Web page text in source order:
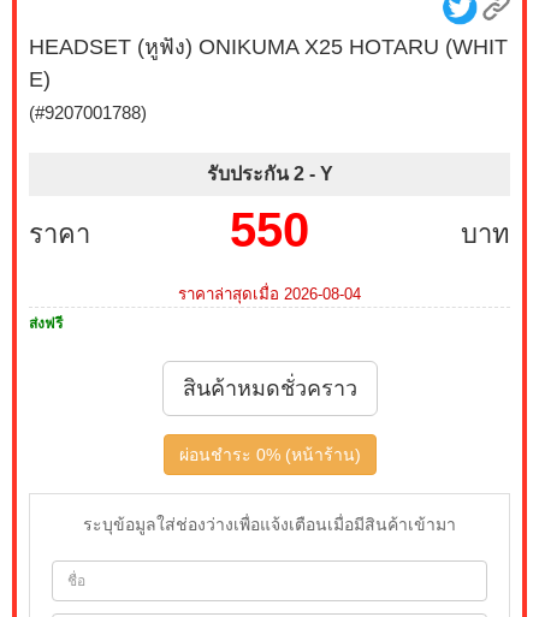
HEADSET (หูฟัง) ONIKUMA X25 HOTARU (WHIT
E)
(#9207001788)
รับประกัน 2 - Y
ราคา บาท
550
ราคาล่าสุดเมื่อ 2026-08-04
ส่งฟรี
สินค้าหมดชั่วคราว
ผ่อนชำระ 0% (หน้าร้าน)
ระบุข้อมูลใส่ช่องว่างเพื่อแจ้งเตือนเมื่อมีสินค้าเข้ามา